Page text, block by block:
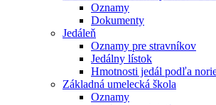
Oznamy
Dokumenty
Jedáleň
Oznamy pre stravníkov
Jedálny lístok
Hmotnosti jedál podľa
Základná umelecká škola
Oznamy